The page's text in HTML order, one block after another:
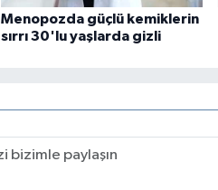
Menopozda güçlü kemiklerin
sırrı 30'lu yaşlarda gizli